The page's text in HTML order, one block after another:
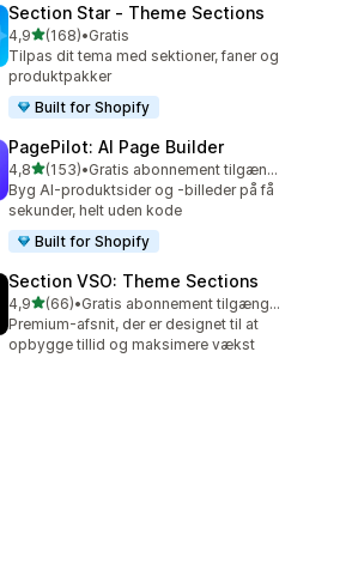
Section Star ‑ Theme Sections
4,9ud af 5 stjerner
(168)
168 anmeldelser i alt
•Gratis
Tilpas dit tema med sektioner, faner og
produktpakker
Built for Shopify
PagePilot: AI Page Builder
4,8ud af 5 stjerner
(153)
153 anmeldelser i alt
•
Gratis abonnement tilgængeligt
Byg AI-produktsider og -billeder på få
sekunder, helt uden kode
Built for Shopify
Section VSO: Theme Sections
4,9ud af 5 stjerner
(66)
66 anmeldelser i alt
•
Gratis abonnement tilgængeligt
Premium-afsnit, der er designet til at
opbygge tillid og maksimere vækst